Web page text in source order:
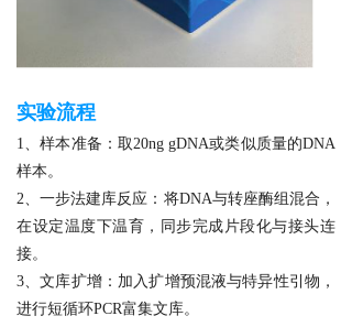
实验流程
1、样本准备：取20ng gDNA或类似质量的DNA
样本。
2、一步法建库反应：将DNA与转座酶组混合，
在设定温度下温育，同步完成片段化与接头连
接。
3、文库扩增：加入扩增预混液与特异性引物，
进行短循环PCR富集文库。